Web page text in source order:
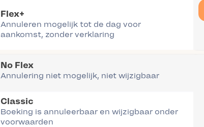
Flex+
Annuleren mogelijk tot de dag voor
aankomst, zonder verklaring
No Flex
Annulering niet mogelijk, niet wijzigbaar
Classic
Boeking is annuleerbaar en wijzigbaar onder
voorwaarden